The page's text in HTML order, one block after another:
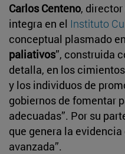
Carlos Centeno, director
integra en el Instituto
conceptual plasmado
paliativos”, construida
detalla, en los
y los individuos de
gobiernos de fomentar
adecuadas”. Por su
que genera la
avanzada”.